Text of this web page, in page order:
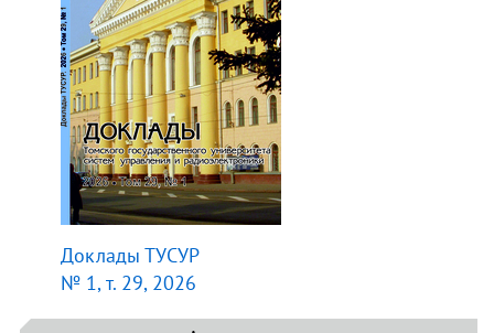
Доклады ТУСУР
№ 1, т. 29, 2026